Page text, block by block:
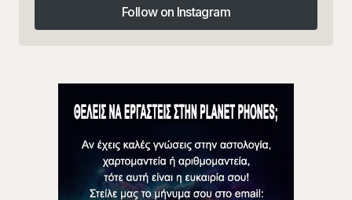
Follow on Instagram
Follow on Instagram